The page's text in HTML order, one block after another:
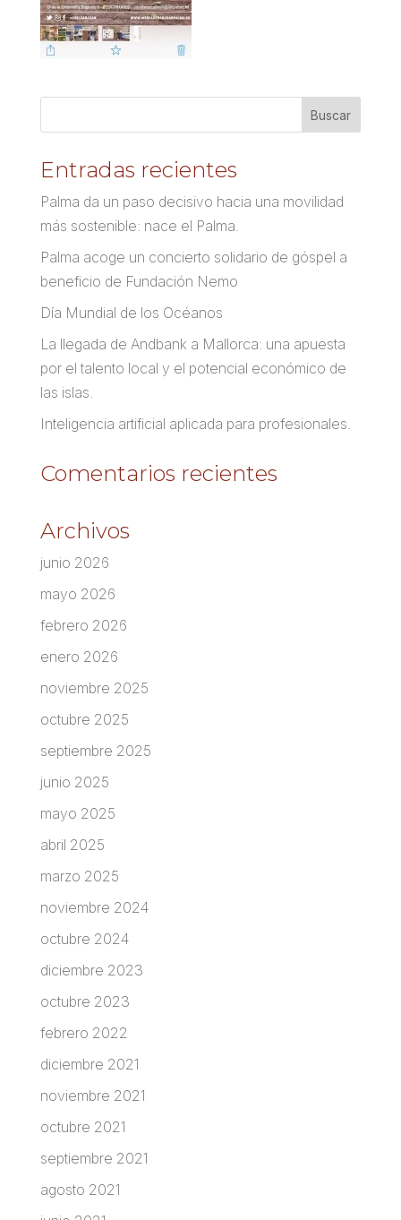
Entradas recientes
Palma da un paso decisivo hacia una movilidad
más sostenible: nace el Palma.
Palma acoge un concierto solidario de góspel a
beneficio de Fundación Nemo
Día Mundial de los Océanos
La llegada de Andbank a Mallorca: una apuesta
por el talento local y el potencial económico de
las islas.
Inteligencia artificial aplicada para profesionales.
Comentarios recientes
Archivos
junio 2026
mayo 2026
febrero 2026
enero 2026
noviembre 2025
octubre 2025
septiembre 2025
junio 2025
mayo 2025
abril 2025
marzo 2025
noviembre 2024
octubre 2024
diciembre 2023
octubre 2023
febrero 2022
diciembre 2021
noviembre 2021
octubre 2021
septiembre 2021
agosto 2021